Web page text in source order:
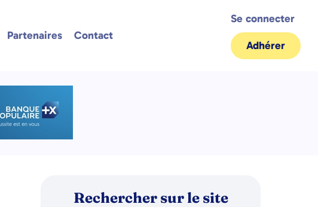
Partenaires Contact
Se connecter
Adhérer
Rechercher sur le site